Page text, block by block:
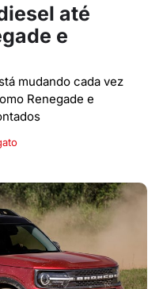
até
e
mudando cada vez
Renegade e